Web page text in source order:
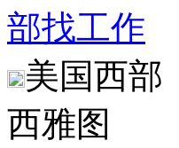
美国西部
西雅图